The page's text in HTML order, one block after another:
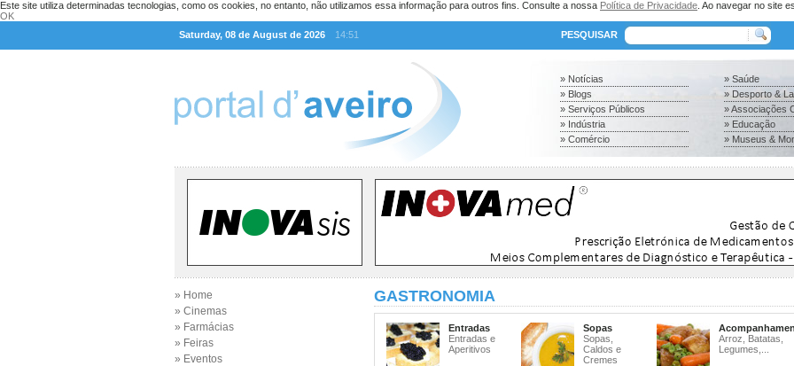
Este site utiliza determinadas tecnologias, como os cookies, no entanto, não utilizamos essa informação para outros fins. Consulte a nossa Política de Privacidade . Ao navegar no site
OK
Saturday, 08 de August de 2026
14:51 PESQUISAR
» Notícias
» Blogs
» Serviços Públicos
» Indústria
» Comércio
» Saúde
» Desporto &
» Associações
» Educação
» Museus &
» Home
» Cinemas
» Farmácias
» Feiras
» Eventos
GASTRONOMIA
Entradas
Entradas e
Aperitivos
Sopas
Sopas,
Caldos e
Cremes
Arroz, Batatas,
Legumes,...